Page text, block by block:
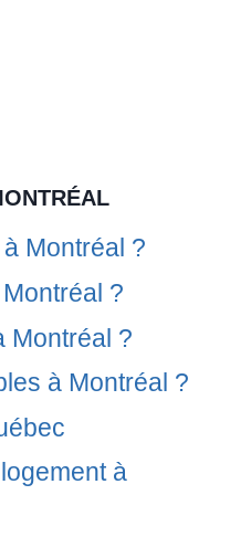
Montréal ?
?
Montréal ?
à Montréal ?
à